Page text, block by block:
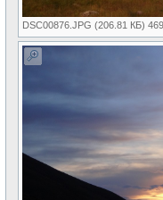
DSC00876.JPG (206.81 КБ)